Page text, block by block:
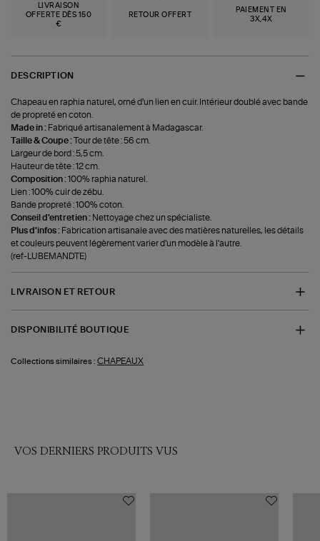
LIVRAISON
OFFERTE DÈS 150
€
RETOUR OFFERT
PAIEMENT EN
3X,4X
DESCRIPTION
Chapeau en raphia naturel, orné d'un lien en cuir. Intérieur doublé avec bande
de propreté en coton.
Made in : Fabriqué artisanalement à Madagascar.
Taille & Coupe :Tour de tête : 56 cm.
Largeur de bord : 5,5 cm.
Hauteur de tête : 12 cm.
Composition :100% raphia naturel.
Lien : 100% cuir de zébu.
Bande propreté : 100% coton.
Conseil d'entretien : Nettoyage chez un spécialiste.
Plus d'infos : Fabrication artisanale avec des matières naturelles, les détails
et couleurs peuvent légèrement varier d'un modèle à l'autre.
(ref-LUBEMANDTE)
LIVRAISON ET RETOUR
DISPONIBILITÉ BOUTIQUE
Collections similaires : CHAPEAUX
VOS DERNIERS PRODUITS VUS